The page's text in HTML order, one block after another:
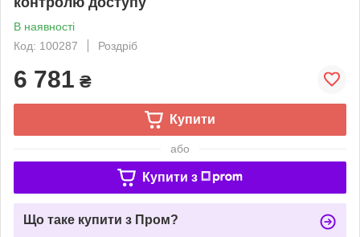
В наявності
Код: 100287
Роздріб
6 781 ₴
Купити
або
Купити з
Що таке купити з Пром?